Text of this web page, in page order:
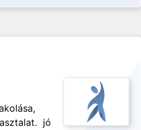
jó